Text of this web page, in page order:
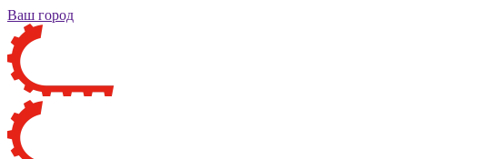
Ваш город